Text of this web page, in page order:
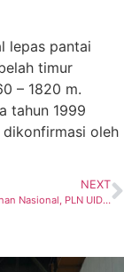
lepas pantai
timur
– 1820 m.
tahun 1999
dikonfirmasi oleh
NEXT
Dukung Keamanan Nasional, PLN UID Jaya Listriki Gedung Presisi III Mabes Polri